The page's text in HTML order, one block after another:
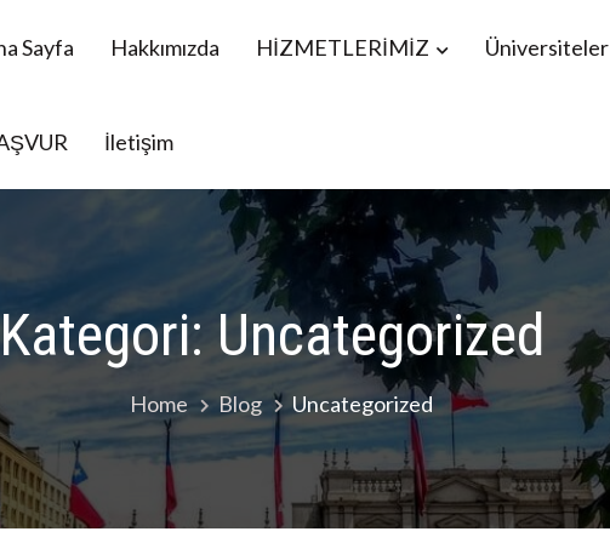
Sayfa Hakkımızda HİZMETLERİMİZ Üniversiteler
İletişim
Kategori:Uncategorized
Home Blog Uncategorized